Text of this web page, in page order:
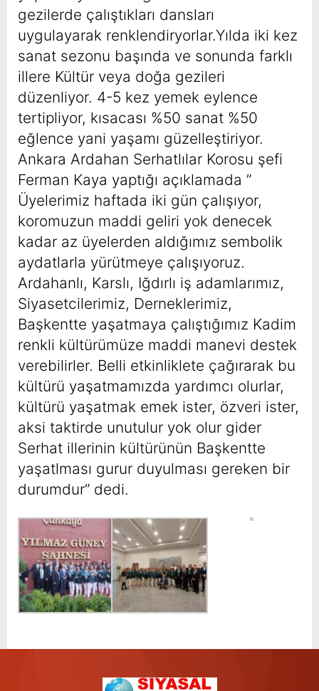
gezilerde çalıştıkları dansları
uygulayarak renklendiryorlar.Yılda iki kez
sanat sezonu başında ve sonunda farklı
illere Kültür veya doğa gezileri
düzenliyor. 4-5 kez yemek eylence
tertipliyor, kısacası %50 sanat %50
eğlence yani yaşamı güzelleştiriyor.
Ankara Ardahan Serhatlılar Korosu şefi
Ferman Kaya yaptığı açıklamada ”
Üyelerimiz haftada iki gün çalışıyor,
koromuzun maddi geliri yok denecek
kadar az üyelerden aldığımız sembolik
aydatlarla yürütmeye çalışıyoruz.
Ardahanlı, Karslı, Iğdırlı iş adamlarımız,
Siyasetcilerimiz, Derneklerimiz,
Başkentte yaşatmaya çalıştığımız Kadim
renkli kültürümüze maddi manevi destek
verebilirler. Belli etkinliklete çağırarak bu
kültürü yaşatmamızda yardımcı olurlar,
kültürü yaşatmak emek ister, özveri ister,
aksi taktirde unutulur yok olur gider
Serhat illerinin kültürünün Başkentte
yaşatlması gurur duyulması gereken bir
durumdur” dedi.